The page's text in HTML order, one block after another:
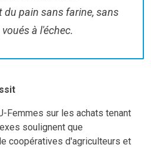
pain sans farine, sans
à l'échec.
Femmes sur les achats tenant
soulignent que
coopératives d'agriculteurs et